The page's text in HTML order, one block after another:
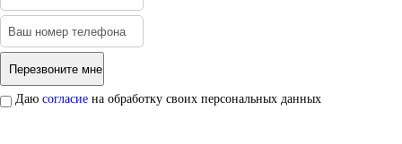
Даю согласие на обработку своих персональных данных